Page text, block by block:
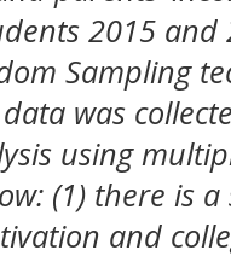
2015
Sampling
was
using
(1) there is
and